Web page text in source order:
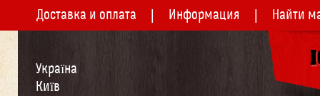
Доставка и оплата Информация Найти
Україна
Київ